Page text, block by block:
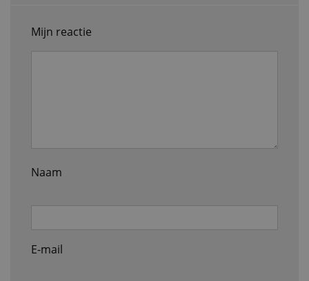
Mijn reactie
Naam
E-mail